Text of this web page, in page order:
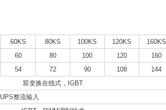
60KS 80KS 100KS 120KS 160KS
60 80 100 120 160
54 72 90 108 144
双变换在线式，IGBT
UPS整流输入